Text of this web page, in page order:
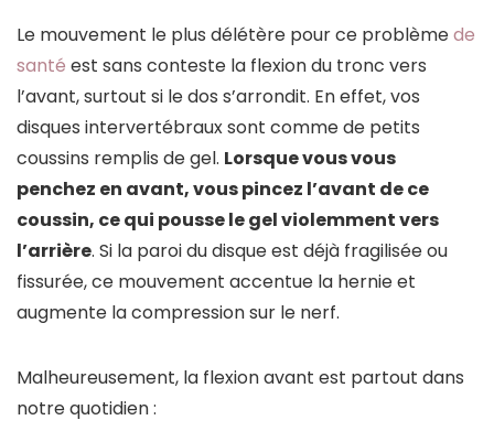
Le mouvement le plus délétère pour ce problèmede
santé est sans conteste la flexion du tronc vers
l’avant, surtout si le dos s’arrondit. En effet, vos
disques intervertébraux sont comme de petits
coussins remplis de gel. Lorsque vous vous
penchez en avant, vous pincez l’avant de ce
coussin, ce qui pousse le gel violemment vers
l’arrière. Si la paroi du disque est déjà fragilisée ou
fissurée, ce mouvement accentue la hernie et
augmente la compression sur le nerf.
Malheureusement, la flexion avant est partout dans
notre quotidien :